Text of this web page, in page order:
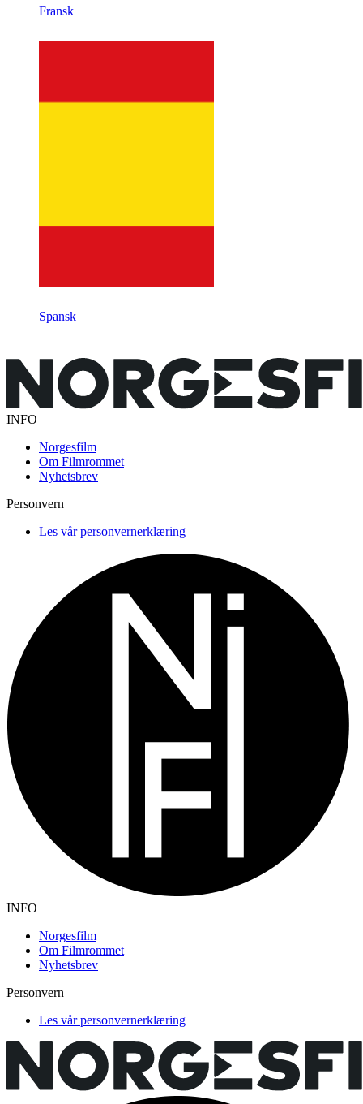
Fransk
Spansk
INFO
Norgesfilm
Om Filmrommet
Nyhetsbrev
Personvern
Les vår personvernerklæring
INFO
Norgesfilm
Om Filmrommet
Nyhetsbrev
Personvern
Les vår personvernerklæring